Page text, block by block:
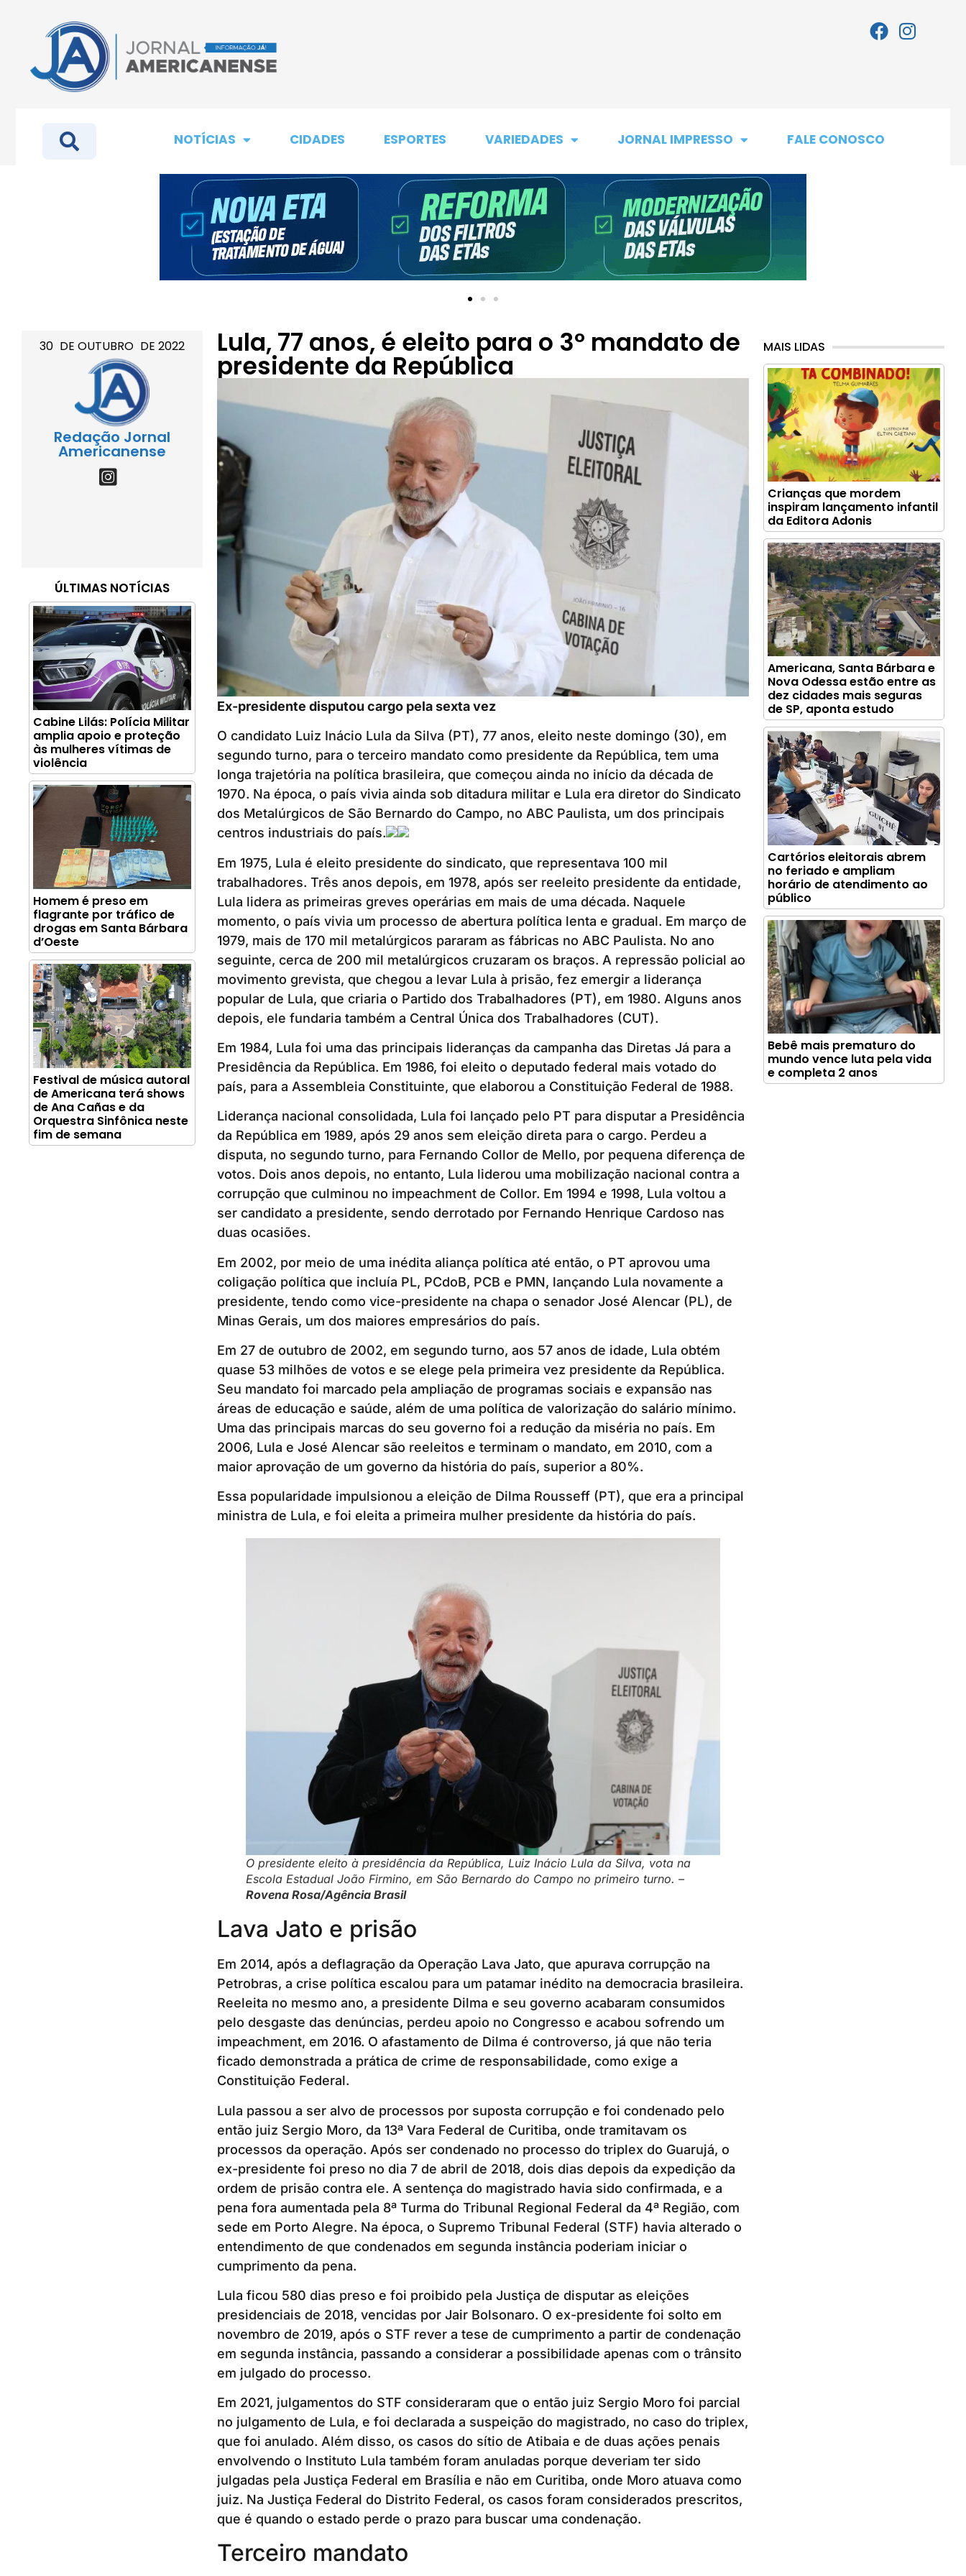
NOTÍCIAS CIDADES ESPORTES VARIEDADES JORNAL IMPRESSO FALE CONOSCO
30 DE OUTUBRO DE 2022
Redação Jornal
Americanense
ÚLTIMAS NOTÍCIAS
Cabine Lilás: Polícia Militar
amplia apoio e proteção
às mulheres vítimas de
violência
Homem é preso em
flagrante por tráfico de
drogas em Santa Bárbara
d’Oeste
Festival de música autoral
de Americana terá shows
de Ana Cañas e da
Orquestra Sinfônica neste
fim de semana
Lula, 77 anos, é eleito para o 3º mandato de
presidente da República
Ex-presidente disputou cargo pela sexta vez
O candidato Luiz Inácio Lula da Silva (PT), 77 anos, eleito neste domingo (30), em
segundo turno, para o terceiro mandato como presidente da República, tem uma
longa trajetória na política brasileira, que começou ainda no início da década de
1970. Na época, o país vivia ainda sob ditadura militar e Lula era diretor do Sindicato
dos Metalúrgicos de São Bernardo do Campo, no ABC Paulista, um dos principais
centros industriais do país.
Em 1975, Lula é eleito presidente do sindicato, que representava 100 mil
trabalhadores. Três anos depois, em 1978, após ser reeleito presidente da entidade,
Lula lidera as primeiras greves operárias em mais de uma década. Naquele
momento, o país vivia um processo de abertura política lenta e gradual. Em março de
1979, mais de 170 mil metalúrgicos pararam as fábricas no ABC Paulista. No ano
seguinte, cerca de 200 mil metalúrgicos cruzaram os braços. A repressão policial ao
movimento grevista, que chegou a levar Lula à prisão, fez emergir a liderança
popular de Lula, que criaria o Partido dos Trabalhadores (PT), em 1980. Alguns anos
depois, ele fundaria também a Central Única dos Trabalhadores (CUT).
Em 1984, Lula foi uma das principais lideranças da campanha das Diretas Já para a
Presidência da República. Em 1986, foi eleito o deputado federal mais votado do
país, para a Assembleia Constituinte, que elaborou a Constituição Federal de 1988.
Liderança nacional consolidada, Lula foi lançado pelo PT para disputar a Presidência
da República em 1989, após 29 anos sem eleição direta para o cargo. Perdeu a
disputa, no segundo turno, para Fernando Collor de Mello, por pequena diferença de
votos. Dois anos depois, no entanto, Lula liderou uma mobilização nacional contra a
corrupção que culminou no impeachment de Collor. Em 1994 e 1998, Lula voltou a
ser candidato a presidente, sendo derrotado por Fernando Henrique Cardoso nas
duas ocasiões.
Em 2002, por meio de uma inédita aliança política até então, o PT aprovou uma
coligação política que incluía PL, PCdoB, PCB e PMN, lançando Lula novamente a
presidente, tendo como vice-presidente na chapa o senador José Alencar (PL), de
Minas Gerais, um dos maiores empresários do país.
Em 27 de outubro de 2002, em segundo turno, aos 57 anos de idade, Lula obtém
quase 53 milhões de votos e se elege pela primeira vez presidente da República.
Seu mandato foi marcado pela ampliação de programas sociais e expansão nas
áreas de educação e saúde, além de uma política de valorização do salário mínimo.
Uma das principais marcas do seu governo foi a redução da miséria no país. Em
2006, Lula e José Alencar são reeleitos e terminam o mandato, em 2010, com a
maior aprovação de um governo da história do país, superior a 80%.
Essa popularidade impulsionou a eleição de Dilma Rousseff (PT), que era a principal
ministra de Lula, e foi eleita a primeira mulher presidente da história do país.
O presidente eleito à presidência da República, Luiz Inácio Lula da Silva, vota na
Escola Estadual João Firmino, em São Bernardo do Campo no primeiro turno. –
Rovena Rosa/Agência Brasil
Lava Jato e prisão
Em 2014, após a deflagração da Operação Lava Jato, que apurava corrupção na
Petrobras, a crise política escalou para um patamar inédito na democracia brasileira.
Reeleita no mesmo ano, a presidente Dilma e seu governo acabaram consumidos
pelo desgaste das denúncias, perdeu apoio no Congresso e acabou sofrendo um
impeachment, em 2016. O afastamento de Dilma é controverso, já que não teria
ficado demonstrada a prática de crime de responsabilidade, como exige a
Constituição Federal.
Lula passou a ser alvo de processos por suposta corrupção e foi condenado pelo
então juiz Sergio Moro, da 13ª Vara Federal de Curitiba, onde tramitavam os
processos da operação. Após ser condenado no processo do triplex do Guarujá, o
ex-presidente foi preso no dia 7 de abril de 2018, dois dias depois da expedição da
ordem de prisão contra ele. A sentença do magistrado havia sido confirmada, e a
pena fora aumentada pela 8ª Turma do Tribunal Regional Federal da 4ª Região, com
sede em Porto Alegre. Na época, o Supremo Tribunal Federal (STF) havia alterado o
entendimento de que condenados em segunda instância poderiam iniciar o
cumprimento da pena.
Lula ficou 580 dias preso e foi proibido pela Justiça de disputar as eleições
presidenciais de 2018, vencidas por Jair Bolsonaro. O ex-presidente foi solto em
novembro de 2019, após o STF rever a tese de cumprimento a partir de condenação
em segunda instância, passando a considerar a possibilidade apenas com o trânsito
em julgado do processo.
Em 2021, julgamentos do STF consideraram que o então juiz Sergio Moro foi parcial
no julgamento de Lula, e foi declarada a suspeição do magistrado, no caso do triplex,
que foi anulado. Além disso, os casos do sítio de Atibaia e de duas ações penais
envolvendo o Instituto Lula também foram anuladas porque deveriam ter sido
julgadas pela Justiça Federal em Brasília e não em Curitiba, onde Moro atuava como
juiz. Na Justiça Federal do Distrito Federal, os casos foram considerados prescritos,
que é quando o estado perde o prazo para buscar uma condenação.
Terceiro mandato
MAIS LIDAS
Crianças que mordem
inspiram lançamento infantil
da Editora Adonis
Americana, Santa Bárbara e
Nova Odessa estão entre as
dez cidades mais seguras
de SP, aponta estudo
Cartórios eleitorais abrem
no feriado e ampliam
horário de atendimento ao
público
Bebê mais prematuro do
mundo vence luta pela vida
e completa 2 anos